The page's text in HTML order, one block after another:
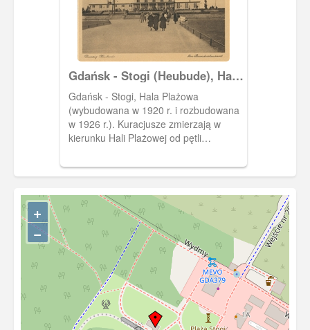
Gdańsk - Stogi (Heubude), Hala
Plażowa (Strandhalle)
Gdańsk - Stogi, Hala Plażowa
(wybudowana w 1920 r. i rozbudowana
w 1926 r.). Kuracjusze zmierzają w
kierunku Hali Plażowej od pętli
restauracja z widokiem na morze. Hala
Plażowa została zniszczona w 1945 r. i
nie została odbudowana.
+
−